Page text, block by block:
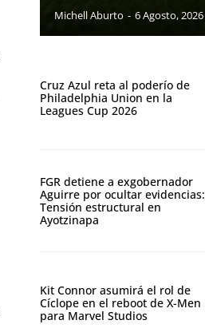
Michell Aburto - 6 Agosto, 2026
Cruz Azul reta al poderío de
Philadelphia Union en la
Leagues Cup 2026
FGR detiene a exgobernador
Aguirre por ocultar evidencias:
Tensión estructural en
Ayotzinapa
Kit Connor asumirá el rol de
Cíclope en el reboot de X-Men
para Marvel Studios